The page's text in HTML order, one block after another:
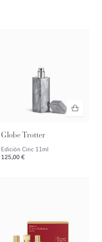
Globe Trotter
Edición Cinc 11ml
125,00 €